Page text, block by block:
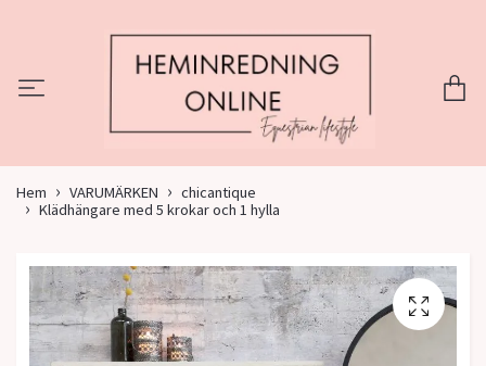
Hem VARUMÄRKEN
chicantique
Klädhängare med 5 krokar och 1 hylla